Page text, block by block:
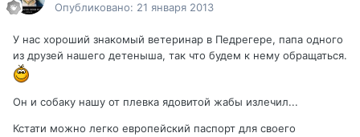
Опубликовано: 21 января 2013
У нас хороший знакомый ветеринар в Педрегере, папа одного
из друзей нашего детеныша, так что будем к нему обращаться.
Он и собаку нашу от плевка ядовитой жабы излечил...
Кстати можно легко европейский паспорт для своего